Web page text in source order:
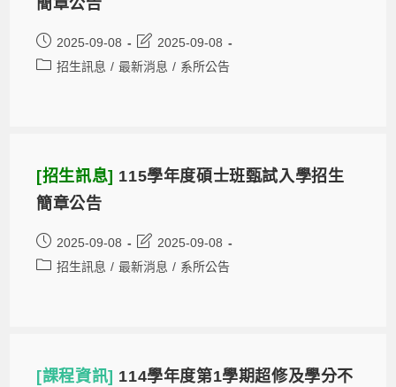
2025-09-08
2025-09-08
招生訊息 / 最新消息 / 系所公告
[招生訊息] 115學年度碩士班甄試入學招生
簡章公告
2025-09-08
2025-09-08
招生訊息 / 最新消息 / 系所公告
[課程資訊] 114學年度第1學期超修及學分不